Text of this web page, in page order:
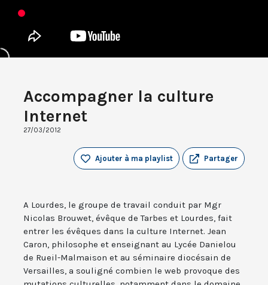
Accompagner la culture
Internet
27/03/2012
Partager
Ajouter à ma playlist
A Lourdes, le groupe de travail conduit par Mgr
Nicolas Brouwet, évêque de Tarbes et Lourdes, fait
entrer les évêques dans la culture Internet. Jean
Caron, philosophe et enseignant au Lycée Danielou
de Rueil-Malmaison et au séminaire diocésain de
Versailles, a souligné combien le web provoque des